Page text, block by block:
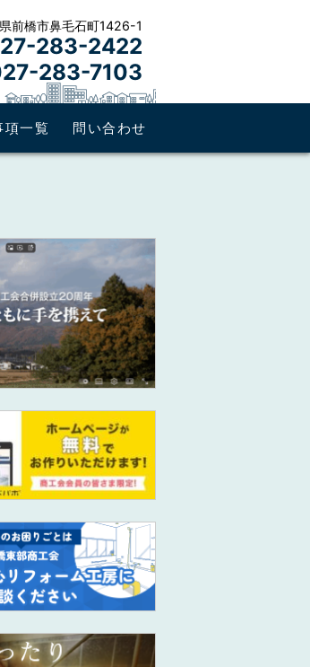
前橋市鼻毛石町1426-1
283-2422
283-7103
項一覧 問い合わせ